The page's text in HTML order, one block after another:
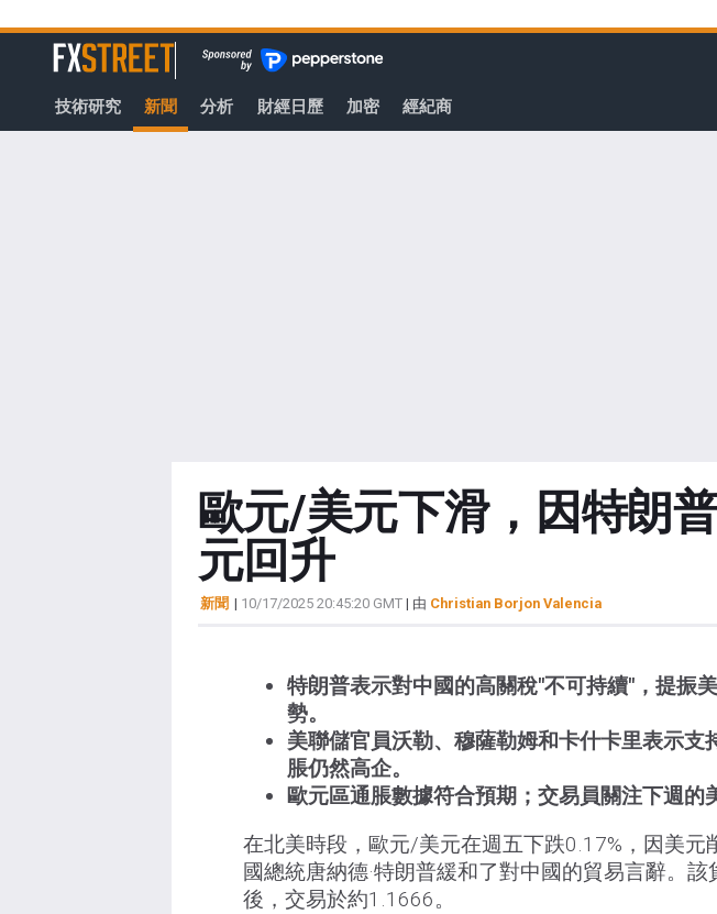
至
容
FXStreet
技術研究 新聞 分析 財經日歷 加密 經紀商
歐元/美元下滑，因特朗
元回升
新聞 | 10/17/2025 20:45:20 GMT| 由 Christian Borjon Valencia
特朗普表示對中國的高關稅"不可持續"，提振
勢。
美聯儲官員沃勒、穆薩勒姆和卡什卡里表示支
脹仍然高企。
歐元區通脹數據符合預期；交易員關注下週的
在北美時段，歐元/美元在週五下跌0.17%，因美元
國總統唐納德·特朗普緩和了對中國的貿易言辭。
後，交易於約1.1666。